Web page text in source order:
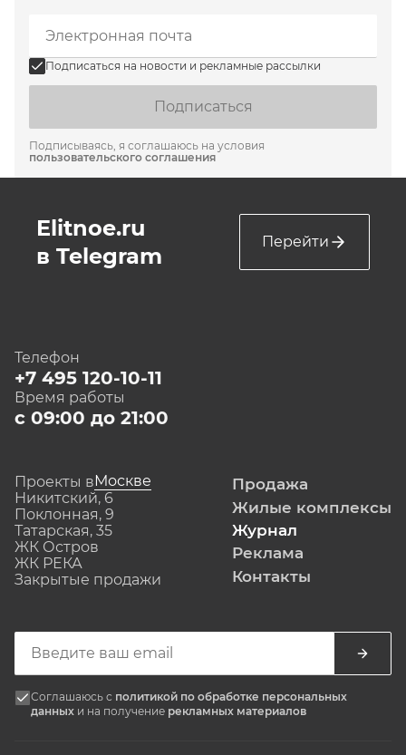
Подписаться на новости и рекламные рассылки
Подписаться
Подписываясь, я соглашаюсь на условия
пользовательского соглашения
Elitnoe.ru
в Telegram
Перейти
Телефон
+7 495 120-10-11
Время работы
с 09:00 до 21:00
Проекты вМоскве
Никитский, 6
Поклонная, 9
Татарская, 35
ЖК Остров
ЖК РЕКА
Закрытые продажи
Продажа
Жилые комплексы
Журнал
Реклама
Контакты
Соглашаюсь с политикой по обработке персональных
данных и на получение рекламных материалов